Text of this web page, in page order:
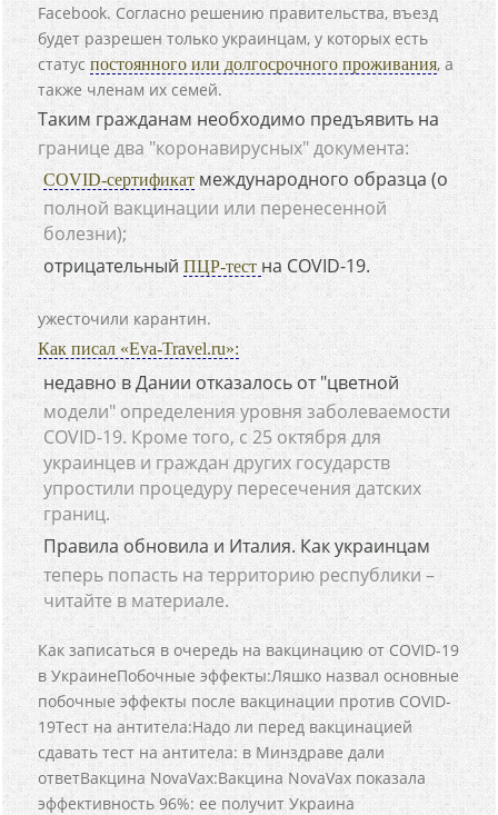
Facebook. Согласно решению правительства, въезд
будет разрешен только украинцам, у которых есть
статуспостоянного или долгосрочного проживания, а
также членам их семей.
Таким гражданам необходимо предъявить на
границе два "коронавирусных" документа:
COVID-сертификатмеждународного образца (о
полной вакцинации или перенесенной
болезни);
отрицательныйПЦР-тест на COVID-19.
ужесточили карантин.
Как писал «Eva-Travel.ru»:
недавно в Дании отказалось от "цветной
модели" определения уровня заболеваемости
COVID-19. Кроме того, с 25 октября для
украинцев и граждан других государств
упростили процедуру пересечения датских
границ.
Правила обновила и Италия. Как украинцам
теперь попасть на территорию республики –
читайте в материале.
Как записаться в очередь на вакцинацию от COVID-19
в УкраинеПобочные эффекты:Ляшко назвал основные
побочные эффекты после вакцинации против COVID-
19Тест на антитела:Надо ли перед вакцинацией
сдавать тест на антитела: в Минздраве дали
ответВакцина NovaVax:Вакцина NovaVax показала
эффективность 96%: ее получит Украина